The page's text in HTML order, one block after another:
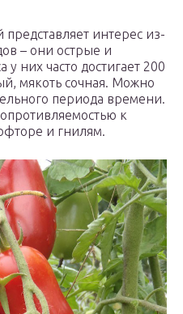
интерес из-
– они острые и
них часто достигает 200
мякоть сочная. Можно
периода времени.
к
и гнилям.